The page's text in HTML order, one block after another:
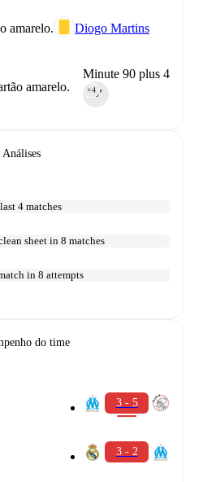
amarelo. Diogo Martins
Minute 90 plus 4
90‎’‎
+4
amarelo.
Análises
4 matches
sheet in 8 matches
in 8 attempts
do time
3 - 5
3 - 2